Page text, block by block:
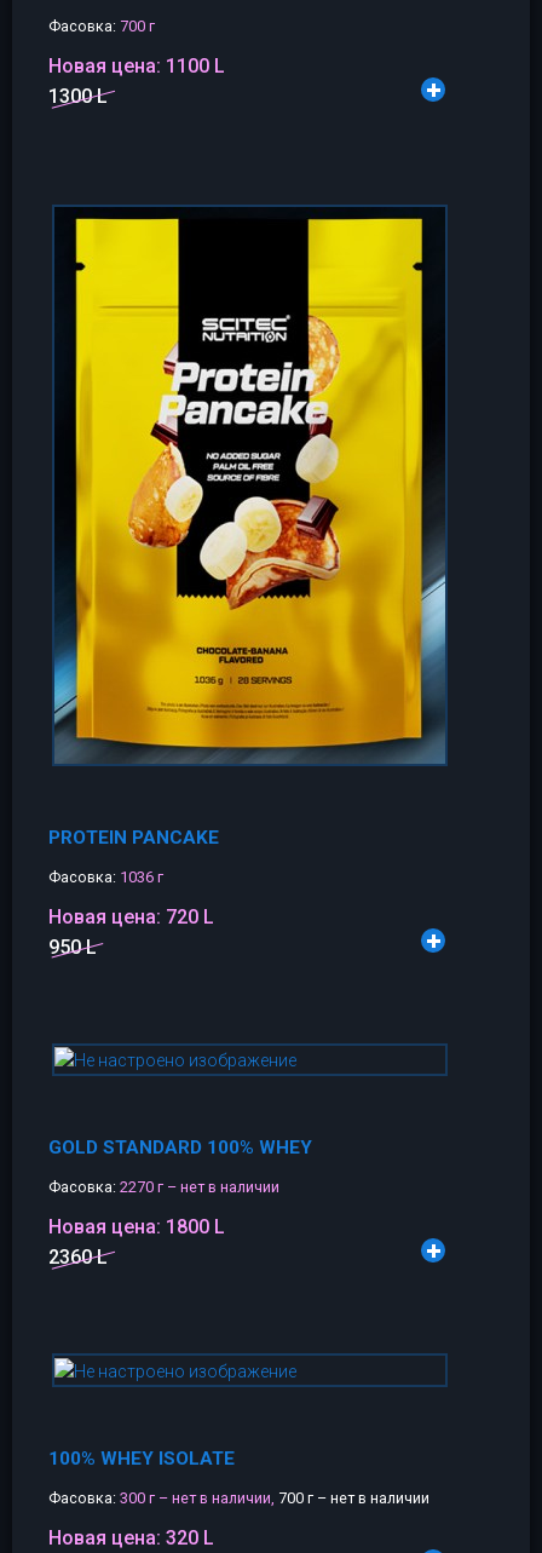
Фасовка: 700 г
Новая цена: 1100 L
1300 L
PROTEIN PANCAKE
Фасовка: 1036 г
Новая цена: 720 L
950 L
GOLD STANDARD 100% WHEY
Фасовка: 2270 г – нет в наличии
Новая цена: 1800 L
2360 L
100% WHEY ISOLATE
Фасовка: 300 г – нет в наличии, 700 г – нет в наличии
Новая цена: 320 L